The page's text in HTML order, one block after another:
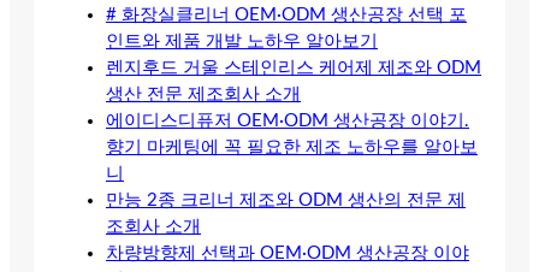
# 화장실클리너 OEM·ODM 생산공장 선택 포
인트와 제품 개발 노하우 알아보기
렌지후드 거울 스테인리스 케어제 제조와 ODM
생산 전문 제조회사 소개
에이디스디퓨저 OEM·ODM 생산공장 이야기.
향기 마케팅에 꼭 필요한 제조 노하우를 알아보
니
만능 2종 크리너 제조와 ODM 생산의 전문 제
조회사 소개
차량방향제 선택과 OEM·ODM 생산공장 이야